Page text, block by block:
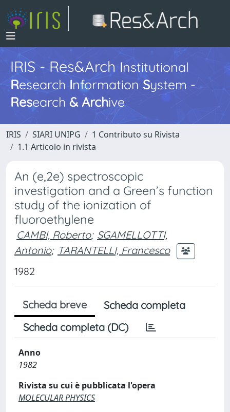
IRIS - Res&ArchInstitutional
Research InformationSystem -
Research & Archive
IRIS SIARI UNIPG
1 Contributo su Rivista
1.1 Articolo in rivista
An (e,2e) spectroscopic
investigation and a Green’s function
study of the ionization of
fluoroethylene
CAMBI, Roberto; SGAMELLOTTI,
Antonio; TARANTELLI, Francesco
1982
Scheda breve
Scheda completa
Scheda completa (DC)
Anno
1982
Rivista su cui è pubblicata l'opera
MOLECULAR PHYSICS